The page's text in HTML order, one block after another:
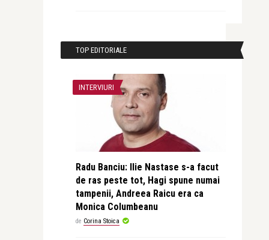
TOP EDITORIALE
INTERVIURI
Radu Banciu: Ilie Nastase s-a facut
de ras peste tot, Hagi spune numai
tampenii, Andreea Raicu era ca
Monica Columbeanu
de Corina Stoica